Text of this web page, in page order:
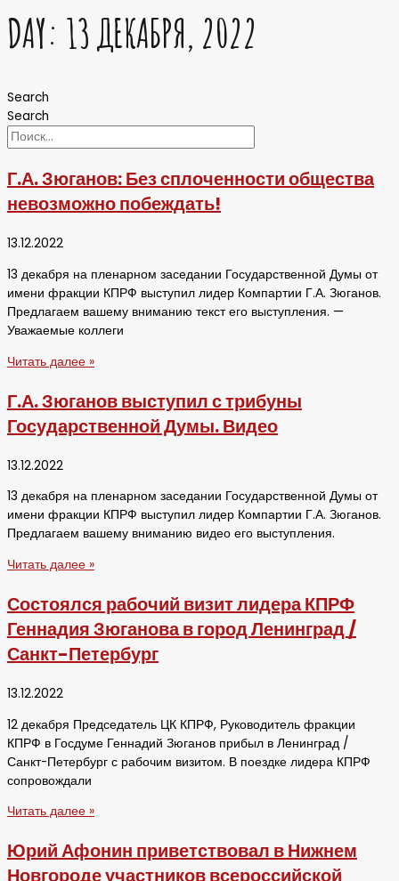
DAY: 13 ДЕКАБРЯ, 2022
Search
Search
Г.А. Зюганов: Без сплоченности общества
невозможно побеждать!
13.12.2022
13 декабря на пленарном заседании Государственной Думы от
имени фракции КПРФ выступил лидер Компартии Г.А. Зюганов.
Предлагаем вашему вниманию текст его выступления. —
Уважаемые коллеги
Читать далее »
Г.А. Зюганов выступил с трибуны
Государственной Думы. Видео
13.12.2022
13 декабря на пленарном заседании Государственной Думы от
имени фракции КПРФ выступил лидер Компартии Г.А. Зюганов.
Предлагаем вашему вниманию видео его выступления.
Читать далее »
Состоялся рабочий визит лидера КПРФ
Геннадия Зюганова в город Ленинград /
Санкт-Петербург
13.12.2022
12 декабря Председатель ЦК КПРФ, Руководитель фракции
КПРФ в Госдуме Геннадий Зюганов прибыл в Ленинград /
Санкт-Петербург с рабочим визитом. В поездке лидера КПРФ
сопровождали
Читать далее »
Юрий Афонин приветствовал в Нижнем